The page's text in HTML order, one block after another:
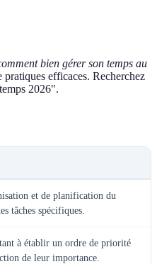
bien gérer son temps au
pratiques efficaces. Recherchez
2026".
et de planification du
tâches spécifiques.
à établir un ordre de priorité
de leur importance.